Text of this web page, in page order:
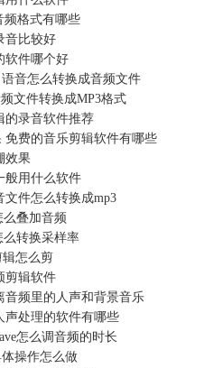
频格式有哪些
音比较好
软件哪个好
音怎么转换成音频文件
文件转换成MP3格式
的录音软件推荐
费的音乐剪辑软件有哪些
效果
般用什么软件
件怎么转换成mp3
么叠加音频
么转换采样率
辑怎么剪
剪辑软件
音频里的人声和背景音乐
声处理的软件有哪些
怎么调音频的时长
体操作怎么做